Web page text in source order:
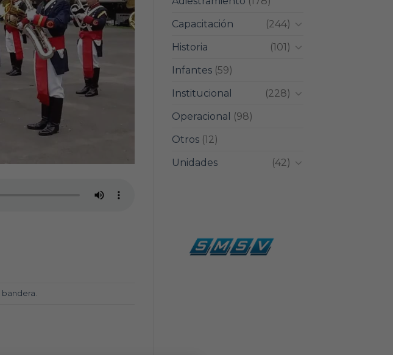
bandera
Capacitación
(244)
Historia
(101)
Infantes(59)
Institucional
(228)
Operacional
(98)
Otros(12)
Unidades
(42)